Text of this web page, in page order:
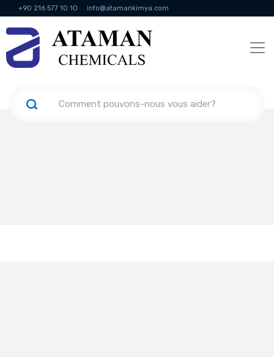
+90 216 577 10 10 info@atamankimya.com
KVKK Politikası Services de la société de l'information
humaines